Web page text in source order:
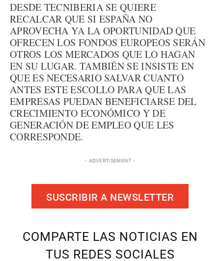
DESDE TECNIBERIA SE QUIERE
RECALCAR QUE SI ESPAÑA NO
APROVECHA YA LA OPORTUNIDAD QUE
OFRECEN LOS FONDOS EUROPEOS SERÁN
OTROS LOS MERCADOS QUE LO HAGAN
EN SU LUGAR. TAMBIÉN SE INSISTE EN
QUE ES NECESARIO SALVAR CUANTO
ANTES ESTE ESCOLLO PARA QUE LAS
EMPRESAS PUEDAN BENEFICIARSE DEL
CRECIMIENTO ECONÓMICO Y DE
GENERACIÓN DE EMPLEO QUE LES
CORRESPONDE.
- ADVERTISEMENT -
SUSCRIBIR A NEWSLETTER
COMPARTE LAS NOTICIAS EN
TUS REDES SOCIALES